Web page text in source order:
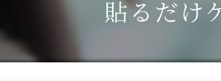
美容室・カナ
貼るだけ